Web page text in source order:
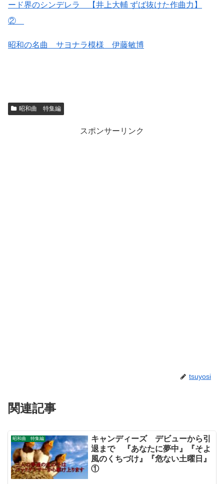
ード界のシンデレラ 【井上大輔 ずば抜けた作曲力】
②
昭和の名曲 サヨナラ模様 伊藤敏博
昭和曲 特集編
スポンサーリンク
tsuyosi
関連記事
昭和曲 特集編
キャンディーズ デビューから引
退まで 『あなたに夢中』『そよ
風のくちづけ』『危ない土曜日』
①